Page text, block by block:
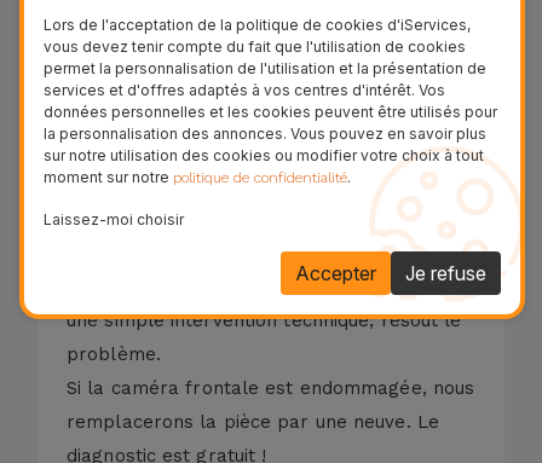
- L'appareil photo ne fait pas la mise au
point;
- Caméra avec image inversée;
- Chambre à Risques;
- Caméra avec image déformée;
- La caméra ne passe pas d'appel vidéo.
Il y a souvent des impuretés qui ne
permettent pas une bonne capture d'image
ou une bonne mise au point. Dans ces cas
une simple intervention technique, résout le
problème.
Si la caméra frontale est endommagée, nous
remplacerons la pièce par une neuve. Le
diagnostic est gratuit !
Lors de l'acceptation de la politique de cookies d'iServices,
vous devez tenir compte du fait que l'utilisation de cookies
permet la personnalisation de l'utilisation et la présentation de
services et d'offres adaptés à vos centres d'intérêt. Vos
données personnelles et les cookies peuvent être utilisés pour
la personnalisation des annonces. Vous pouvez en savoir plus
sur notre utilisation des cookies ou modifier votre choix à tout
moment sur notre politique de confidentialité.
Laissez-moi choisir
Je refuse
Accepter